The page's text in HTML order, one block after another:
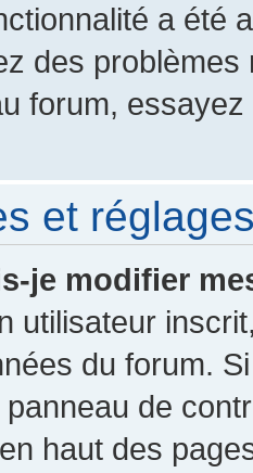
a été
des
forum,
et
je modifier
utilisateur
du forum.
de
haut des